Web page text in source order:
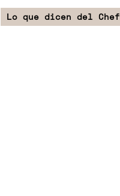
Lo que dicen del Chef